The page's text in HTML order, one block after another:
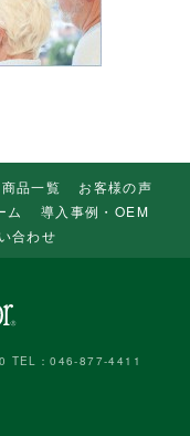
商品一覧
お客様の声
ム
導入事例・OEM
合わせ
TEL：046-877-4411